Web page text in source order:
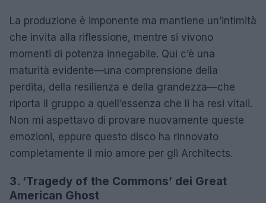
La produzione è imponente ma mantiene un’intimità
che invita alla riflessione, mentre si vivono
momenti di potenza innegabile. Qui c’è una
maturità evidente—una comprensione della
perdita, della resilienza e della grandezza—che
riporta il gruppo a quell’essenza che li ha resi vitali.
Non mi aspettavo di provare nuovamente queste
emozioni, eppure questo disco ha rinnovato
completamente il mio amore per gli Architects.
3. ‘Tragedy of the Commons’ dei Great
American Ghost